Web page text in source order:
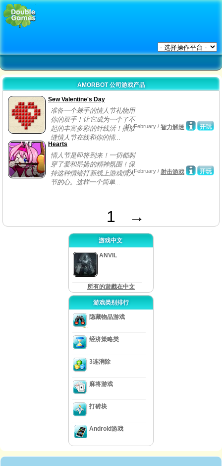
AMORBOT 公司游戏产品
Sew Valentine's Day
准备一个棘手的情人节礼物用
你的双手！让它成为一个了不
起的丰富多彩的针线活！播放
缝情人节在线和你的情...
开玩
10, February / 智力解迷
Hearts
情人节是即将到来！一切都刺
穿了爱和昂扬的精神氛围！保
持这种情绪打新线上游戏情人
节的心。这样一个简单...
开玩
8, February / 射击游戏
1 →
游戏中文
ANVIL
所有的遊戲在中文
游戏类别排行
隐藏物品游戏
经济策略类
3连消除
麻将游戏
打砖块
Android游戏